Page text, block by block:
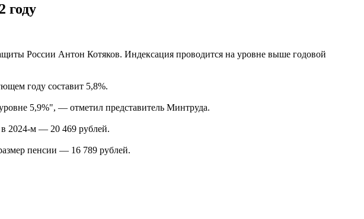
году
России Антон Котяков. Индексация проводится на уровне выше годовой
году составит 5,8%.
5,9%", — отметил представитель Минтруда.
2024-м — 20 469 рублей.
пенсии — 16 789 рублей.